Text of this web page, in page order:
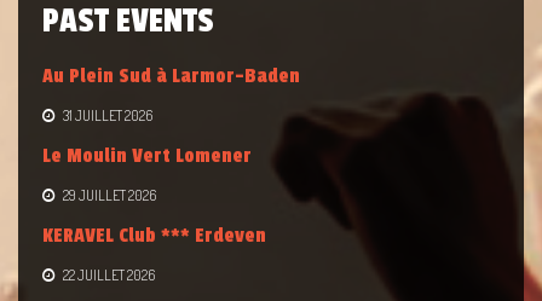
PAST EVENTS
Au Plein Sud à Larmor-Baden
31 JUILLET 2026
Le Moulin Vert Lomener
29 JUILLET 2026
KERAVEL Club *** Erdeven
22 JUILLET 2026